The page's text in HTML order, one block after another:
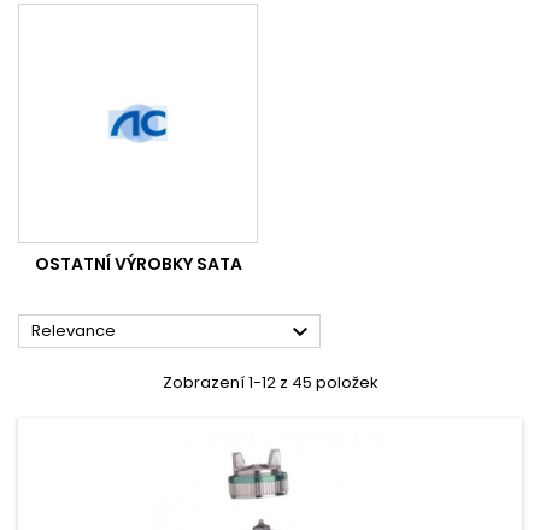
OSTATNÍ VÝROBKY SATA
Relevance 
Zobrazení 1-12 z 45 položek